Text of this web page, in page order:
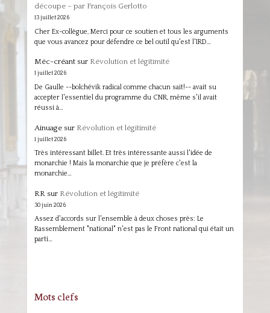
découpe – par François Gerlotto
13 juillet 2026
Cher Ex-collègue, Merci pour ce soutien et tous les arguments
que vous avancez pour défendre ce bel outil qu'est l'IRD…
Méc-créantsur Révolution et légitimité
1 juillet 2026
De Gaulle --bolchévik radical comme chacun sait!-- avait su
accepter l'essentiel du programme du CNR, même s'il avait
réussi à…
Ainuagesur Révolution et légitimité
1 juillet 2026
Très intéressant billet. Et très intéressante aussi l'idée de
monarchie ! Mais la monarchie que je préfère c'est la
monarchie…
RR sur Révolution et légitimité
30 juin 2026
Assez d'accords sur l'ensemble à deux choses près: Le
Rassemblement "national" n'est pas le Front national qui était un
parti…
Mots clefs